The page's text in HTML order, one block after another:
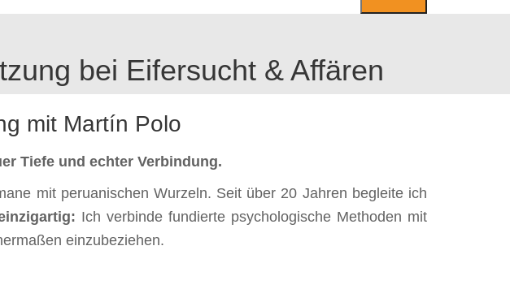
bei Eifersucht & Affären
mit Martín Polo
Tiefe und echter Verbindung.
mit peruanischen Wurzeln. Seit über 20 Jahren begleite ich
Ich verbinde fundierte psychologische Methoden mit
einzubeziehen.